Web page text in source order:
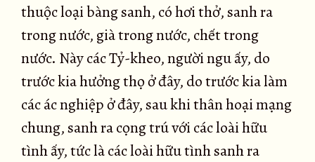
thuộc loại bàng sanh, có hơi thở, sanh ra
trong nước, già trong nước, chết trong
nước. Này các Tỷ-kheo, người ngu ấy, do
trước kia hưởng thọ ở đây, do trước kia làm
các ác nghiệp ở đây, sau khi thân hoại mạng
chung, sanh ra cọng trú với các loài hữu
tình ấy, tức là các loài hữu tình sanh ra